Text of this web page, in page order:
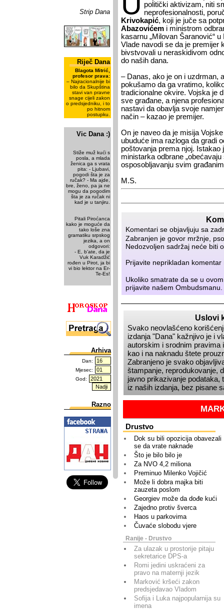
Strip Dana
Riječ Dana
Blagota Mitrić,
profesor prava:
– Najracionalnije bi
bilo da Skupština
stavi van pravne
snage cijeli zakon
o predsjedniku, i to
po hitnom
postupku.
Vic Dana :)
Stiže muž kući s
posla, a mlada
ženica ga s vrata
pita: - Ljubavi,
pogodi šta je za
ručak? - Ma ajde,
bre, ženo, pa ja ne
mogu da pogodim
šta je za ručak ni
kad je u tanjiru.
Pitali Piroćanca
kako je moguće da
tako loše zna
gramatiku srpskog
jezika, a on
odgovori:
- E, b'ate, da je
Vuk Karadžić
rođen u Pirot, ja bi
vi bio lektor na Er-
Te-Es!
Arhiva
Dan:
Mjesec:
God:
Razno
politički aktivizam, niti
neprofesionalnosti,
Krivokapić, koji je juče sa
Abazovićem i ministrom
kasarnu „Milovan Šaranović“
Vlade navodi se da je premijer
bivstvovali u neraskidivom
do naših dana.
– Danas, ako je on i uzdrman,
pokušamo da ga vratimo,
tradicionalne okvire. Vojska je
sve građane, a njena
nastavi da obavlja svoje
način – kazao je premijer.
On je naveo da je misija
ubuduće ima razloga da gradi
poštovanja prema njoj. Istakao
ministarka odbrane
osposobljavanju svim
M.S.
Komentari se objavljuju sa
Zabranjen je govor mržnje,
Nedozvoljen sadržaj neće biti
Prijavite neprikladan
Ukoliko smatrate da se u
prijavite našemOmbudsmanu
Uslovi
Svako neovlašćeno
izdanja Dana kažnjivo je i
autorskim i srodnim pravima
kao i na naknadu štete
Zabranjeno je svako
štampanje, reprodukovanje,
javno prikazivanje podataka,
iz naših izdanja, bez pisane
Drustvo
Dok su bili opozicija obavezali
se da vrate naknade
Što je bilo bilo je
Za NVO 4,2 miliona
Preminuo Milenko Vojičić
Može li dobra majka biti
zauzeta poslom
Georgiev može da dođe kući
Zajedno protiv šverca
Haos u parkovima
Čuvaće slobodu vjere
Ranije - Drustvo
Za ulazak u prostorije pitaju
sekretarice DPS-a
Romi jedini uskraćeni za
pravo na maternji jezik
Marković kršeći zakon
predsjedavao Vladom
Sofija i Luka najpopularnija su
imena